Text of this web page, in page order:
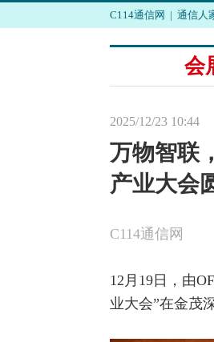
C114通信网 | 通信人
会
2025/12/23 10:44
万物智联
产业大会
C114通信网
12月19日，由
业大会”在金茂